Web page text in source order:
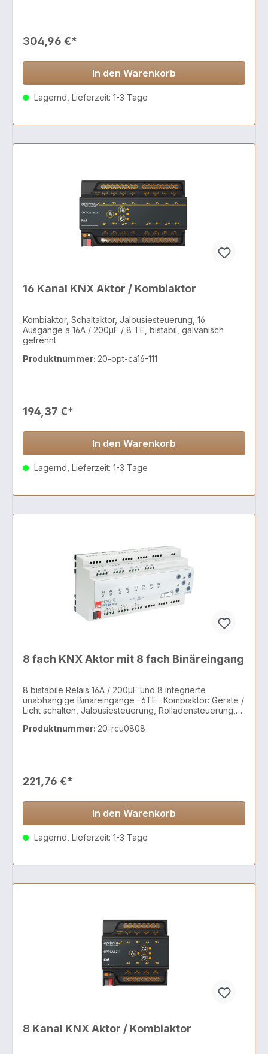
304,96 €*
In den Warenkorb
Lagernd, Lieferzeit: 1-3 Tage
16 Kanal KNX Aktor / Kombiaktor
Kombiaktor, Schaltaktor, Jalousiesteuerung, 16
Ausgänge a 16A / 200µF / 8 TE, bistabil, galvanisch
getrennt
Produktnummer: 20-opt-ca16-111
194,37 €*
In den Warenkorb
Lagernd, Lieferzeit: 1-3 Tage
8 fach KNX Aktor mit 8 fach Binäreingang
8 bistabile Relais 16A / 200µF und 8 integrierte
unabhängige Binäreingänge · 6TE · Kombiaktor: Geräte /
Licht schalten, Jalousiesteuerung, Rolladensteuerung,
Produktnummer: 20-rcu0808
221,76 €*
In den Warenkorb
Lagernd, Lieferzeit: 1-3 Tage
8 Kanal KNX Aktor / Kombiaktor